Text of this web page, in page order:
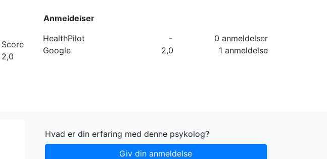
Forside Kategorier
Score
2,0
Anmeldelser
HealthPilot
-
0 anmeldelser
Google
2,0 1 anmeldelse
Hvad er din erfaring med denne psykolog?
Giv din anmeldelse